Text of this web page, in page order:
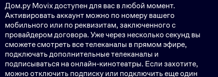
Дом.ру Movix доступен для вас в любой момент.
Активировать аккаунт можно по номеру вашего
мобильного или по реквизитам, заключенного с
провайдером договора. Уже через несколько секунд вы
сможете смотреть все телеканалы в прямом эфире,
подключать дополнительные телеканалы и
подписываться на онлайн-кинотеатры. Если захотите,
можно отключить подписку или подключить еще один